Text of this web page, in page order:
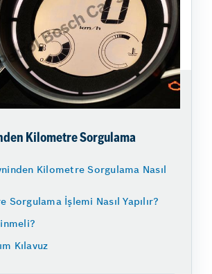
Kilometre Sorgulama
Kilometre Sorgulama Nasıl
Sorgulama İşlemi Nasıl Yapılır?
Kılavuz